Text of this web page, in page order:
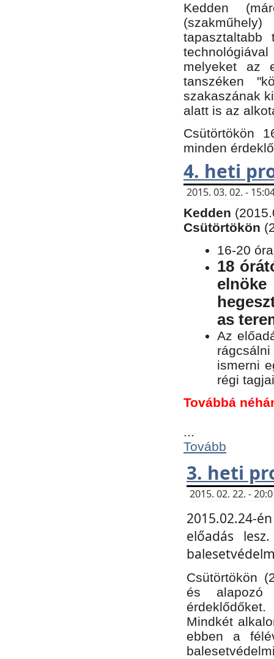
Kedden
tapasztaltabb
melyeket az
tanszéken
szakaszának
alatt is az
Csütörtökön
minden
4. heti
2015. 03. 02. -
Kedden
Csütörtökön
16-20
18
as
Az
ismerni
régi
Továbbá
...
Tovább
3. heti
2015. 02. 22. -
2015.02.24-
előadás
Csütörtökön
és alapozó
érdeklődőket.
Mindkét
ebben a